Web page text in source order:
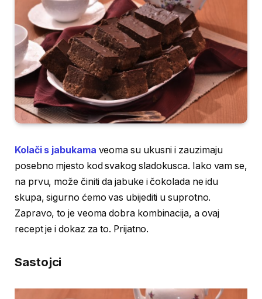
Kolači s jabukama veoma su ukusni i zauzimaju
posebno mjesto kod svakog sladokusca. Iako vam se,
na prvu, može činiti da jabuke i čokolada ne idu
skupa, sigurno ćemo vas ubijediti u suprotno.
Zapravo, to je veoma dobra kombinacija, a ovaj
recept je i dokaz za to. Prijatno.
Sastojci